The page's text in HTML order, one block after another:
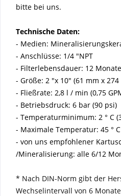
bitte bei uns.
Technische Daten:
- Medien:
- Anschlüsse: 1/4 "NPT
- Filterlebensdauer: 12 Monate
- Größe: 2 "x 10" (61 mm x 274
- Fließrate: 2,8 l / min (0,75
- Betriebsdruck: 6 bar (90 psi)
- Temperaturminimum: 2 ° C (
- Maximale Temperatur: 45 °
- von uns empfohlener
/Mineralisierung: alle 6/12
* Nach DIN-Norm gibt der
Wechselintervall von 6